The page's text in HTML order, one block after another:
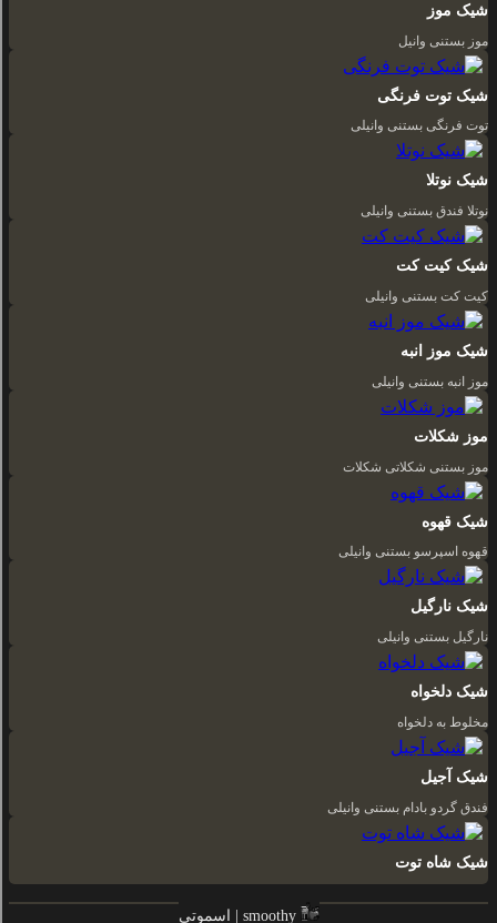
شیک موز
موز بستنی وانیل
شیک توت فرنگی
توت فرنگی بستنی وانیلی
شیک نوتلا
نوتلا فندق بستنی وانیلی
شیک کیت کت
کیت کت بستنی وانیلی
شیک موز انبه
موز انبه بستنی وانیلی
موز شکلات
موز بستنی شکلاتی شکلات
شیک قهوه
قهوه اسپرسو بستنی وانیلی
شیک نارگیل
نارگيل بستنی وانیلی
شیک دلخواه
مخلوط به دلخواه
شیک آجیل
فندق گردو بادام بستنی وانیلی
شیک شاه توت
اسموتی | smoothy